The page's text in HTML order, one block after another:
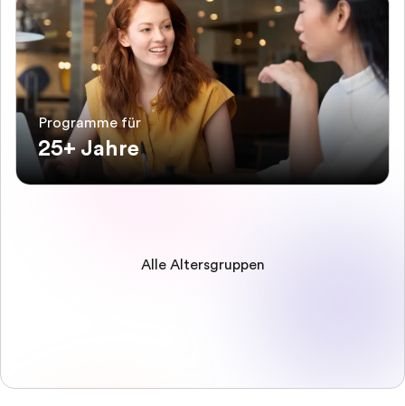
Programme für
25+ Jahre
Alle Altersgruppen